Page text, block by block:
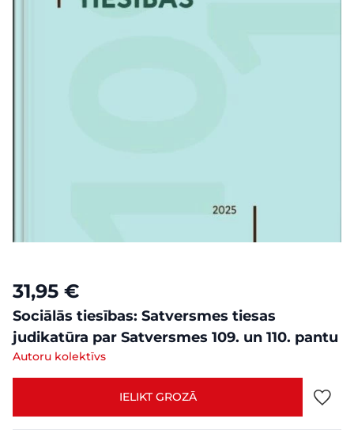
31,95 €
Sociālās tiesības: Satversmes tiesas
judikatūra par Satversmes 109. un 110. pantu
Autoru kolektīvs
IELIKT GROZĀ